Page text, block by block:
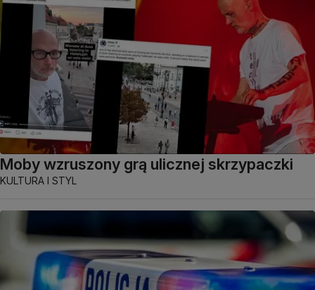
Moby wzruszony grą ulicznej skrzypaczki
KULTURA I STYL